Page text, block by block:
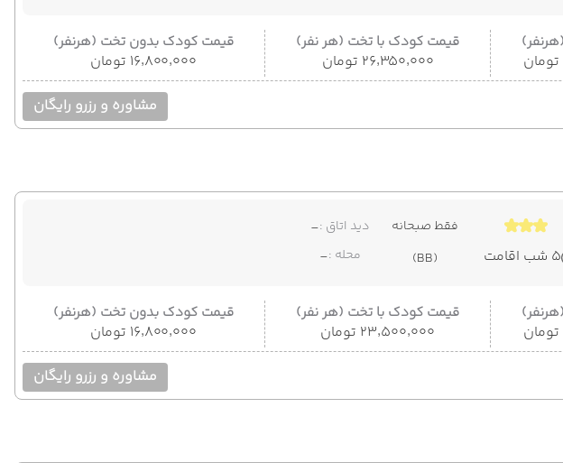
قیمت کودک با تخت (هر نفر)
۲۶٬۳۵۰٬۰۰۰ تومان
قیمت کودک بدون تخت (هرنفر)
۱۶٬۸۰۰٬۰۰۰ تومان
مشاوره و رزرو رایگان
5 شب اقامت
فقط صبحانه
(BB)
دید اتاق :-
محله :-
قیمت کودک با تخت (هر نفر)
۲۳٬۵۰۰٬۰۰۰ تومان
قیمت کودک بدون تخت (هرنفر)
۱۶٬۸۰۰٬۰۰۰ تومان
مشاوره و رزرو رایگان